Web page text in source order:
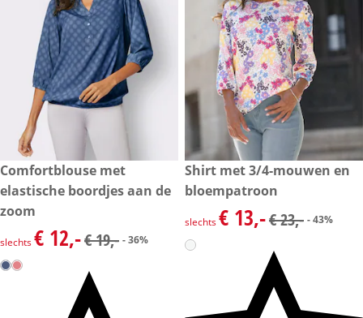
kortingsprijs: € 12,-, vorige prijs: € 19,-
- 36%
Comfortblouse met
elastische boordjes aan de
zoom
kortingsprijs: € 12,-, vorige prijs: € 19,-
slechts€ 12,-€ 19,- - 36%
kortingsprijs: € 13,-, vorige
- 43%
Shirt met 3/4-mouwen en
bloempatroon
kortingsprijs: € 13,-, vorige
slechts€ 13,-€ 23,- - 43%